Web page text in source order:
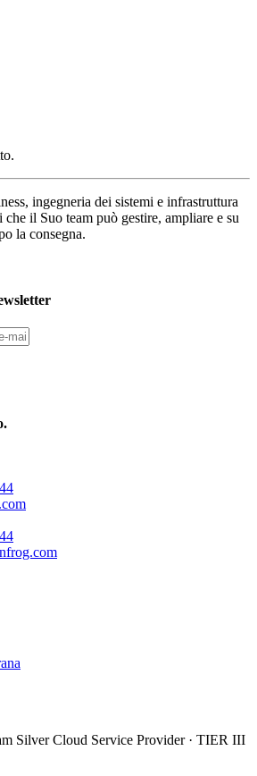
ingegneria dei sistemi e infrastruttura
il Suo team può gestire, ampliare e su
la consegna.
Silver Cloud Service Provider · TIER III